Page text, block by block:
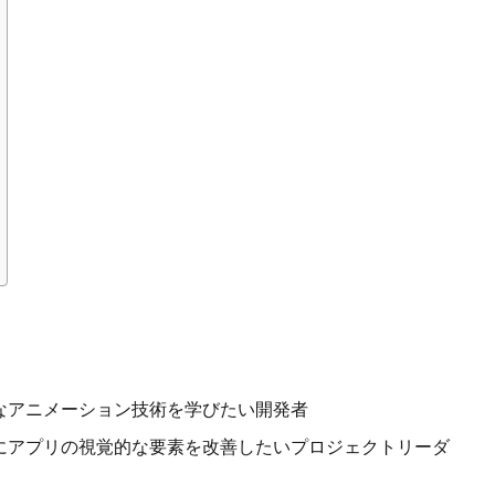
ニメーション技術を学びたい開発者
プリの視覚的な要素を改善したいプロジェクトリーダ